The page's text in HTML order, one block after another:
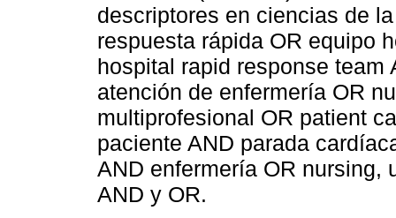
descriptores en ciencias de
respuesta rápida OR equipo
hospital rapid response team
atención de enfermería OR
multiprofesional OR patient
paciente AND parada
AND enfermería OR nursing,
AND y OR.